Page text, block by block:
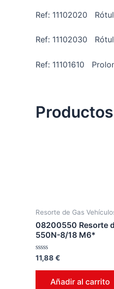
Ref: 11102020
Ref: 11102030
Ref: 11101610
Resorte de Gas
08200550 Resorte
550N-8/18 M6*
Valorado
0
11,88 €
Añadir al carrito